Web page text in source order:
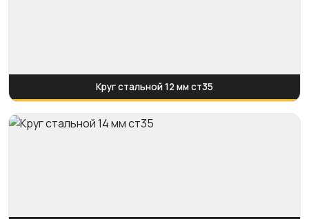
Круг стальной 12 мм ст35